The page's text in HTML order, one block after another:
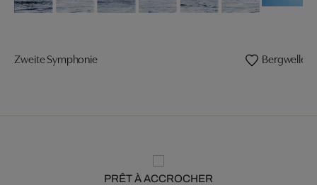
Zweite Symphonie Bergwellen
PRÊT À ACCROCHER